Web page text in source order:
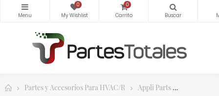
0 0
Partes y Accesorios Para HVAC/R Appli Parts